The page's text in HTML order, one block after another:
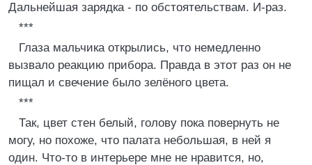
Дальнейшая зарядка - по обстоятельствам. И-раз.
***
Глаза мальчика открылись, что немедленно
вызвало реакцию прибора. Правда в этот раз он не
пищал и свечение было зелёного цвета.
***
Так, цвет стен белый, голову пока повернуть не
могу, но похоже, что палата небольшая, в ней я
один. Что-то в интерьере мне не нравится, но,